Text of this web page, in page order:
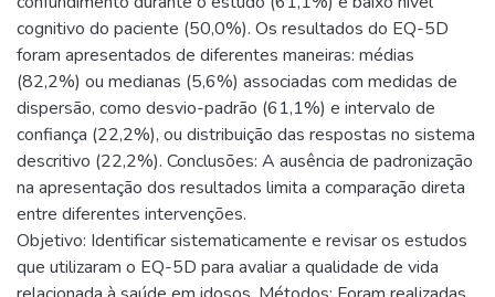
cognitivo do paciente (50,0%). Os resultados do EQ-5D
foram apresentados de diferentes maneiras: médias
(82,2%) ou medianas (5,6%) associadas com medidas de
dispersão, como desvio-padrão (61,1%) e intervalo de
confiança (22,2%), ou distribuição das respostas no sistema
descritivo (22,2%). Conclusões: A ausência de padronização
na apresentação dos resultados limita a comparação direta
entre diferentes intervenções.
Objetivo: Identificar sistematicamente e revisar os estudos
que utilizaram o EQ-5D para avaliar a qualidade de vida